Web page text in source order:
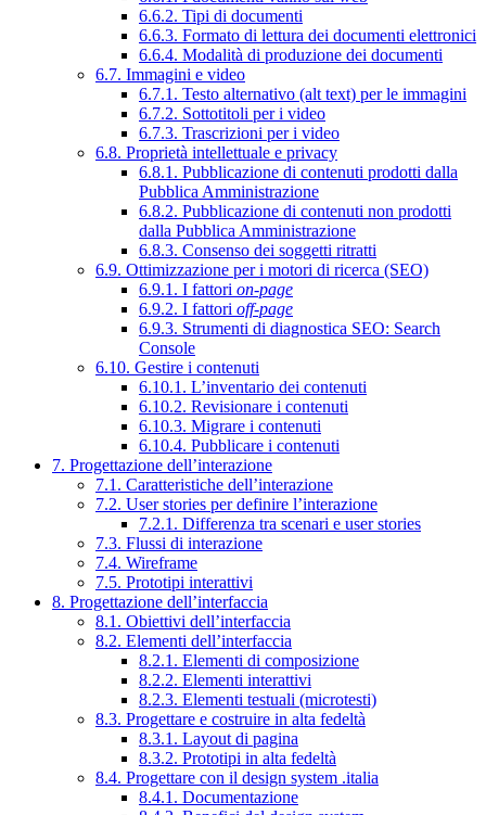
6.6.2. Tipi di documenti
6.6.3. Formato di lettura dei documenti elettronici
6.6.4. Modalità di produzione dei documenti
6.7. Immagini e video
6.7.1. Testo alternativo (alt text) per le immagini
6.7.2. Sottotitoli per i video
6.7.3. Trascrizioni per i video
6.8. Proprietà intellettuale e privacy
6.8.1. Pubblicazione di contenuti prodotti dalla
Pubblica Amministrazione
6.8.2. Pubblicazione di contenuti non prodotti
dalla Pubblica Amministrazione
6.8.3. Consenso dei soggetti ritratti
6.9. Ottimizzazione per i motori di ricerca (SEO)
6.9.1. I fattori on-page
6.9.2. I fattori off-page
6.9.3. Strumenti di diagnostica SEO: Search
Console
6.10. Gestire i contenuti
6.10.1. L’inventario dei contenuti
6.10.2. Revisionare i contenuti
6.10.3. Migrare i contenuti
6.10.4. Pubblicare i contenuti
7. Progettazione dell’interazione
7.1. Caratteristiche dell’interazione
7.2. User stories per definire l’interazione
7.2.1. Differenza tra scenari e user stories
7.3. Flussi di interazione
7.4. Wireframe
7.5. Prototipi interattivi
8. Progettazione dell’interfaccia
8.1. Obiettivi dell’interfaccia
8.2. Elementi dell’interfaccia
8.2.1. Elementi di composizione
8.2.2. Elementi interattivi
8.2.3. Elementi testuali (microtesti)
8.3. Progettare e costruire in alta fedeltà
8.3.1. Layout di pagina
8.3.2. Prototipi in alta fedeltà
8.4. Progettare con il design system .italia
8.4.1. Documentazione